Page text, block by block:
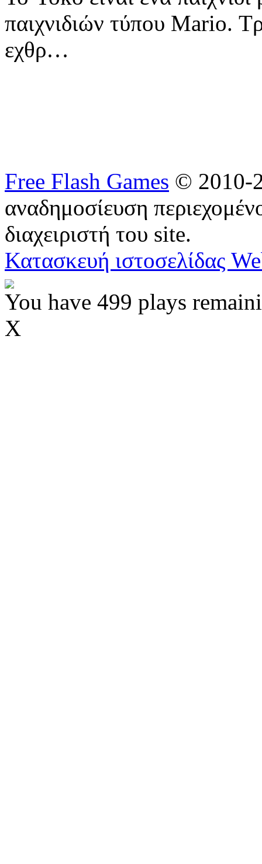
παιχνιδιών τύπου Mario.
εχθρ…
Free Flash Games © 2010-
αναδημοσίευση
διαχειριστή του site.
Κατασκευή ιστοσελίδας